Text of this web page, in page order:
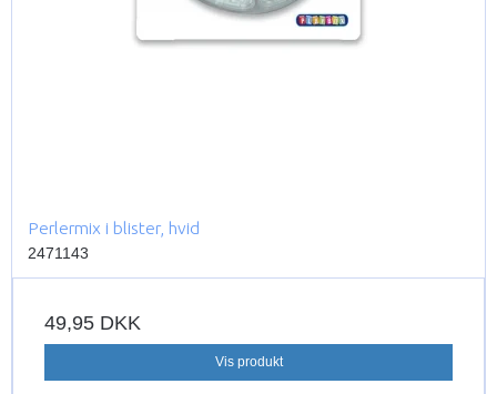
Perlermix i blister, hvid
2471143
49,95 DKK
Vis produkt